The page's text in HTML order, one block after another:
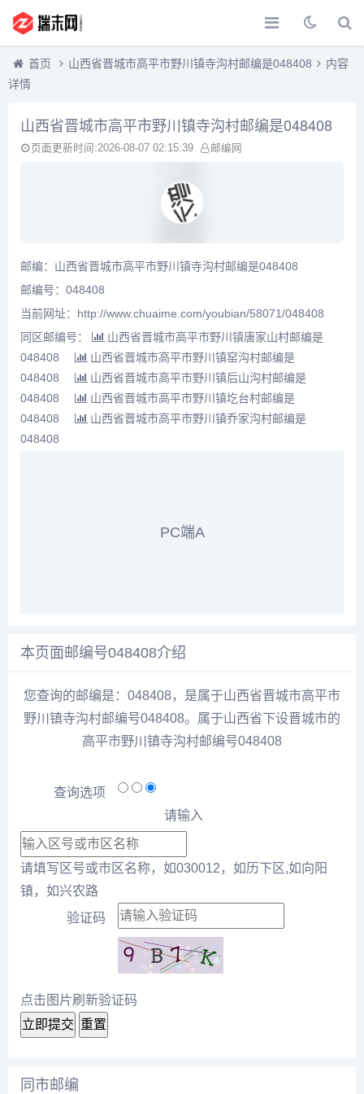
首页 山西省晋城市高平市野川镇寺沟村邮编是048408
内容
详情
山西省晋城市高平市野川镇寺沟村邮编是048408
页面更新时间:2026-08-07 02:15:39 邮编网
邮编：山西省晋城市高平市野川镇寺沟村邮编是048408
邮编号：048408
当前网址：http://www.chuaime.com/youbian/58071/048408
同区邮编号：
山西省晋城市高平市野川镇唐家山村邮编是
048408
山西省晋城市高平市野川镇窑沟村邮编是
048408
山西省晋城市高平市野川镇后山沟村邮编是
048408
山西省晋城市高平市野川镇圪台村邮编是
048408
山西省晋城市高平市野川镇乔家沟村邮编是
048408
PC端A
本页面邮编号048408介绍
您查询的邮编是：048408，是属于山西省晋城市高平市
野川镇寺沟村邮编号048408。属于山西省下设晋城市的
高平市野川镇寺沟村邮编号048408
查询选项
请输入
请填写区号或市区名称，如030012，如历下区,如向阳
镇，如兴农路
验证码
点击图片刷新验证码
立即提交 重置
同市邮编